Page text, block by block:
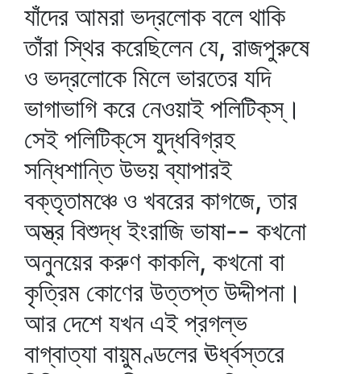
যাঁদের আমরা ভদ্রলোক বলে থাকি
তাঁরা স্থির করেছিলেন যে, রাজপুরুষে
ও ভদ্রলোকে মিলে ভারতের যদি
ভাগাভাগি করে নেওয়াই পলিটিক্‌স্‌।
সেই পলিটিক্‌সে যুদ্ধবিগ্রহ
সন্ধিশান্তি উভয় ব্যাপারই
বক্তৃতামঞ্চে ও খবরের কাগজে, তার
অস্ত্র বিশুদ্ধ ইংরাজি ভাষা-- কখনো
অনুনয়ের করুণ কাকলি, কখনো বা
কৃত্রিম কোণের উত্তপ্ত উদ্দীপনা।
আর দেশে যখন এই প্রগল্‌ভ
বাগ্‌বাত্যা বায়ুমণ্ডলের ঊর্ধ্বস্তরে